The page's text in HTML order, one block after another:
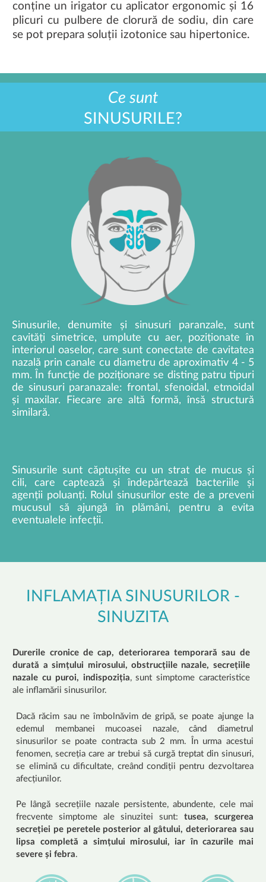
conține un irigator cu aplicator ergonomic și 16
plicuri cu pulbere de clorură de sodiu, din care
se pot prepara soluții izotonice sau hipertonice.
Ce sunt
SINUSURILE?
Sinusurile, denumite și sinusuri paranzale, sunt
cavități simetrice, umplute cu aer, poziționate în
interiorul oaselor, care sunt conectate de cavitatea
nazală prin canale cu diametru de aproximativ 4 - 5
mm. În funcție de poziționare se disting patru tipuri
de sinusuri paranazale: frontal, sfenoidal, etmoidal
și maxilar. Fiecare are altă formă, însă structură
similară.
Sinusurile sunt căptușite cu un strat de mucus și
cili, care captează și îndepărtează bacteriile și
agenții poluanți. Rolul sinusurilor este de a preveni
mucusul să ajungă în plămâni, pentru a evita
eventualele infecții.
INFLAMAȚIA SINUSURILOR -
SINUZITA
Durerile cronice de cap, deteriorarea temporară sau de
durată a simțului mirosului, obstrucțiile nazale, secrețiile
nazale cu puroi, indispoziția, sunt simptome caracteristice
ale inflamării sinusurilor.
Dacă răcim sau ne îmbolnăvim de gripă, se poate ajunge la
edemul membanei mucoasei nazale, când diametrul
sinusurilor se poate contracta sub 2 mm. În urma acestui
fenomen, secreția care ar trebui să curgă treptat din sinusuri,
se elimină cu dificultate, creând condiții pentru dezvoltarea
afecțiunilor.
Pe lângă secrețiile nazale persistente, abundente, cele mai
frecvente simptome ale sinuzitei sunt: tusea, scurgerea
secreției pe peretele posterior al gâtului, deteriorarea sau
lipsa completă a simțului mirosului, iar în cazurile mai
severe și febra.